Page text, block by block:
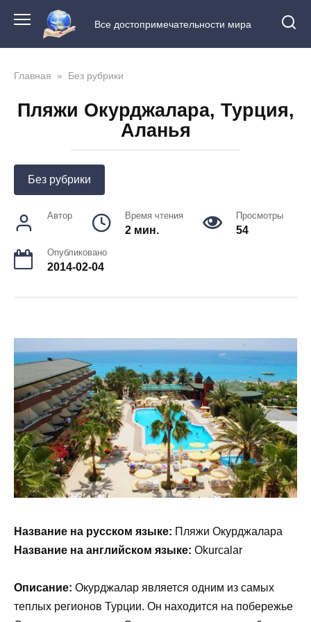
контенту
Все достопримечательности мира
Главная » Без рубрики
Пляжи Окурджалара, Турция,
Аланья
Без рубрики
Автор Время чтения
2 мин.
Просмотры
54
Опубликовано
2014-02-04
Название на русском языке:Пляжи Окурджалара
Название на английском языке:Okurcalar
Описание:Окурджалар является одним из самых
теплых регионов Турции. Он находится на побережье